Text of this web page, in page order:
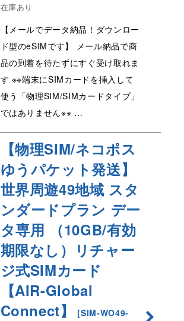
在庫あり
【メールでデータ納品！ダウンロー
ド型のeSIMです】 メール納品で商
品の到着を待たずにすぐ受け取れま
す ※※端末にSIMカードを挿入して
使う「物理SIM/SIMカードタイプ」
ではありません※※ …
【物理SIM/ネコポス
ゆうパケット発送】
世界周遊49地域 スタ
ンダードプラン デー
タ専用 （10GB/有効
期限なし）リチャー
ジ式SIMカード
【AIR-Global
Connect】
[SIM-WO49-